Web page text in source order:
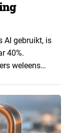
AI gebruikt, is
40%.
weleens
het
&